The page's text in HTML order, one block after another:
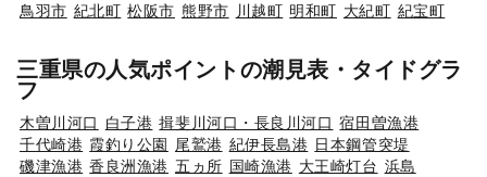
鳥羽市 紀北町 松阪市 熊野市 川越町 明和町 大紀町 紀宝町
三重県の人気ポイントの潮見表・タイドグラ
フ
木曽川河口 白子港 揖斐川河口・長良川河口 宿田曽漁港
千代崎港 霞釣り公園 尾鷲港 紀伊長島港 日本鋼管突堤
磯津漁港 香良洲漁港 五ヵ所 国崎漁港 大王崎灯台 浜島